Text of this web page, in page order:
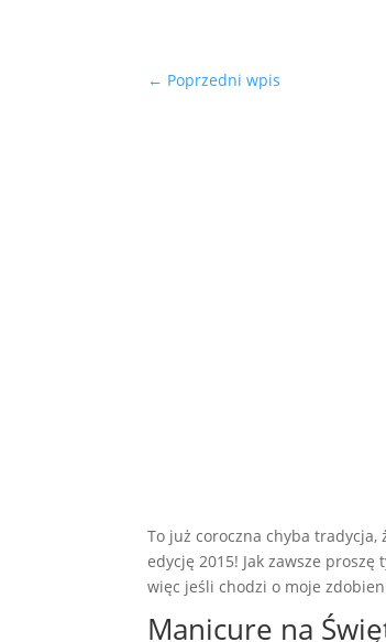
← Poprzedni wpis
To już coroczna chyba tradycja,
edycję 2015! Jak zawsze
więc jeśli chodzi o moje
Manicure na